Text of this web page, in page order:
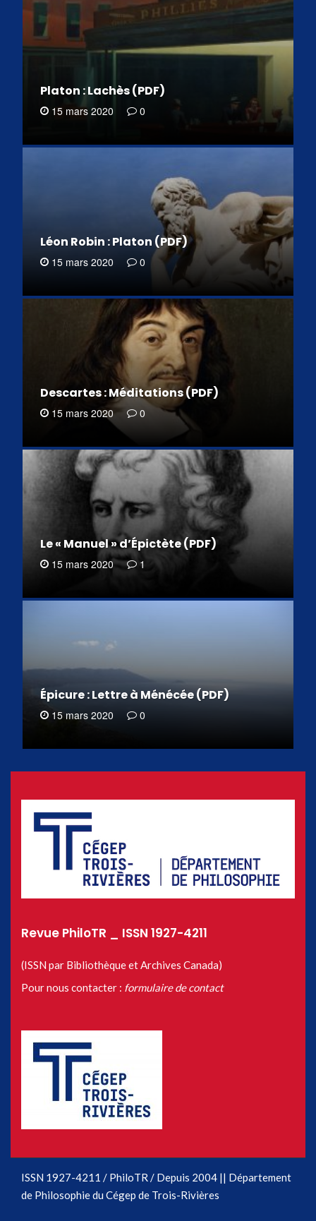
Platon : Lachès (PDF)
15 mars 2020 0
Léon Robin : Platon (PDF)
15 mars 2020 0
Descartes : Méditations (PDF)
15 mars 2020 0
Le « Manuel » d’Épictète (PDF)
15 mars 2020 1
Épicure : Lettre à Ménécée (PDF)
15 mars 2020 0
Revue PhiloTR _ ISSN 1927-4211
(ISSN par Bibliothèque et Archives Canada)
Pour nous contacter : formulaire de contact
ISSN 1927-4211 / PhiloTR / Depuis 2004 || Département
de Philosophie du Cégep de Trois-Rivières